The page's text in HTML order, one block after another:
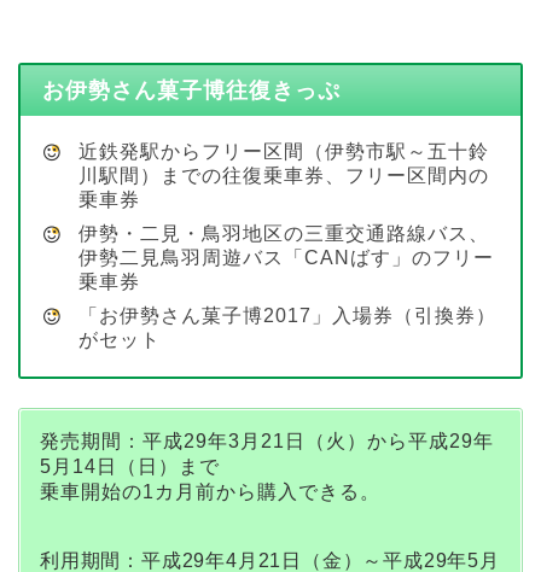
お伊勢さん菓子博往復きっぷ
近鉄発駅からフリー区間（伊勢市駅～五十鈴
川駅間）までの往復乗車券、フリー区間内の
乗車券
伊勢・二見・鳥羽地区の三重交通路線バス、
伊勢二見鳥羽周遊バス「CANばす」のフリー
乗車券
「お伊勢さん菓子博2017」入場券（引換券）
がセット
発売期間：平成29年3月21日（火）から平成29年
5月14日（日）まで
乗車開始の1カ月前から購入できる。
利用期間：平成29年4月21日（金）～平成29年5月